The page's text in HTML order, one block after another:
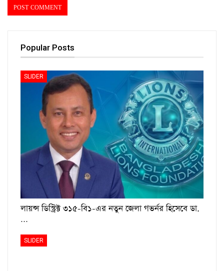
Popular Posts
SLIDER
লায়ন্স ডিস্ট্রিক্ট ৩১৫-বি১-এর নতুন জেলা গভর্নর হিসেবে ডা.
…
SLIDER